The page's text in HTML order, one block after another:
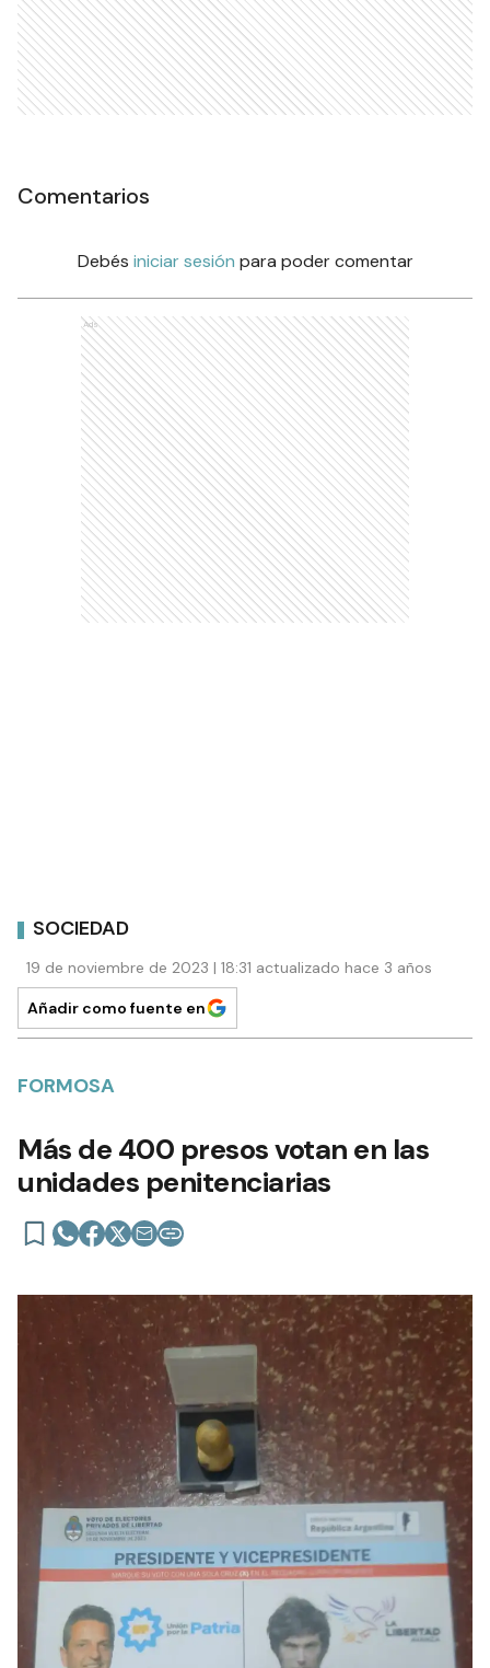
Comentarios
Debés iniciar sesión para poder comentar
Ads
SOCIEDAD
19 de noviembre de 2023 | 18:31 actualizado hace 3 años
Añadir como fuente en
FORMOSA
Más de 400 presos votan en las
unidades penitenciarias